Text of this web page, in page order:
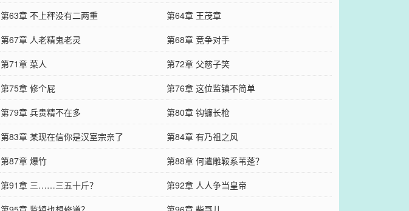
第63章 不上秤没有二两重
第64章 王茂章
第67章 人老精鬼老灵
第68章 竞争对手
第71章 菜人
第72章 父慈子笑
第75章 修个屁
第76章 这位监镇不简单
第79章 兵贵精不在多
第80章 钩镰长枪
第83章 某现在信你是汉室宗亲了
第84章 有乃祖之风
第87章 爆竹
第88章 何遣雕鞍系苇蓬？
第91章 三……三五十斤？
第92章 人人争当皇帝